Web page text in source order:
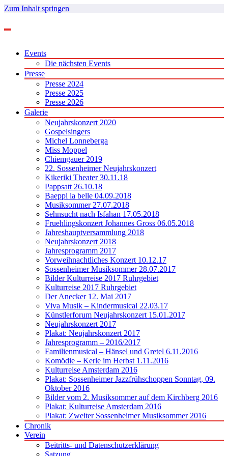
Zum Inhalt springen
Events
Die nächsten Events
Presse
Presse 2024
Presse 2025
Presse 2026
Galerie
Neujahrskonzert 2020
Gospelsingers
Michel Lonneberga
Miss Moppel
Chiemgauer 2019
22. Sossenheimer Neujahrskonzert
Kikeriki Theater 30.11.18
Pappsatt 26.10.18
Baeppi la belle 04.09.2018
Musiksommer 27.07.2018
Sehnsucht nach Isfahan 17.05.2018
Fruehlingskonzert Johannes Gross 06.05.2018
Jahreshauptversammlung 2018
Neujahrskonzert 2018
Jahresprogramm 2017
Vorweihnachtliches Konzert 10.12.17
Sossenheimer Musiksommer 28.07.2017
Bilder Kulturreise 2017 Ruhrgebiet
Kulturreise 2017 Ruhrgebiet
Der Anecker 12. Mai 2017
Viva Musik – Kindermusical 22.03.17
Künstlerforum Neujahrskonzert 15.01.2017
Neujahrskonzert 2017
Plakat: Neujahrskonzert 2017
Jahresprogramm – 2016/2017
Familienmusical – Hänsel und Gretel 6.11.2016
Komödie – Kerle im Herbst 1.11.2016
Kulturreise Amsterdam 2016
Plakat: Sossenheimer Jazzfrühschoppen Sonntag, 09.
Oktober 2016
Bilder vom 2. Musiksommer auf dem Kirchberg 2016
Plakat: Kulturreise Amsterdam 2016
Plakat: Zweiter Sossenheimer Musiksommer 2016
Chronik
Verein
Beitritts- und Datenschutzerklärung
Satzung